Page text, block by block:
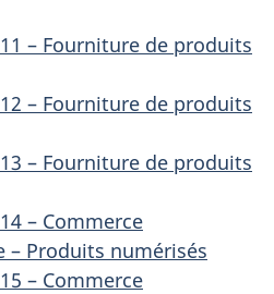
11 – Fourniture de produits
12 – Fourniture de produits
13 – Fourniture de produits
14 – Commerce
– Produits numérisés
15 – Commerce